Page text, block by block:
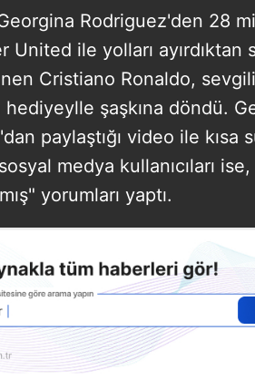
Rodriguez'den 28
ile yolları ayırdıktan
Cristiano Ronaldo,
şaşkına döndü.
paylaştığı video ile kısa
medya kullanıcıları
yorumları yaptı.